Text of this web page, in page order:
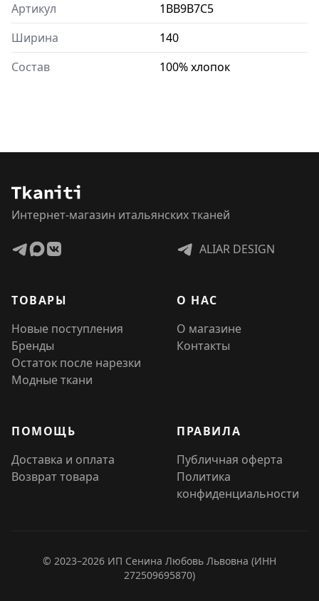
Артикул
1BB9B7C5
Ширина
140
Состав
100% хлопок
Интернет-магазин итальянских тканей
ALIAR DESIGN
ТОВАРЫ
Новые поступления
Бренды
Остаток после нарезки
Модные ткани
О НАС
О магазине
Контакты
ПОМОЩЬ
Доставка и оплата
Возврат товара
ПРАВИЛА
Публичная оферта
Политика
конфиденциальности
© 2023–2026 ИП Сенина Любовь Львовна (ИНН
272509695870)